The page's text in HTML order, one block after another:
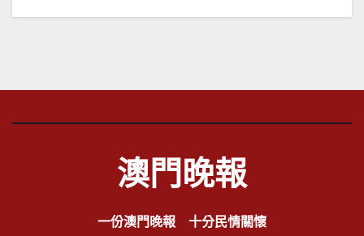
覽
澳門晚報
一份澳門晚報 十分民情關懷